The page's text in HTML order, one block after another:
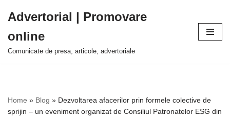
la
conținut
Advertorial | Promovare
online
Comunicate de presa, articole, advertoriale
Home » Blog » Dezvoltarea afacerilor prin formele colective de
sprijin – un eveniment organizat de Consiliul Patronatelor ESG din